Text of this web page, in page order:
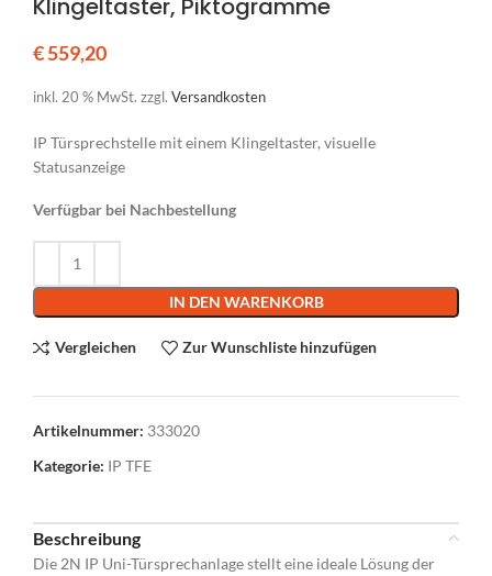
€559,20
inkl. 20 % MwSt. zzgl. Versandkosten
IP Türsprechstelle mit einem Klingeltaster, visuelle
Statusanzeige
Verfügbar bei Nachbestellung
IN DEN WARENKORB
Vergleichen Zur Wunschliste hinzufügen
Artikelnummer: 333020
Kategorie: IP TFE
Beschreibung
Die 2N IP Uni-Türsprechanlage stellt eine ideale Lösung der